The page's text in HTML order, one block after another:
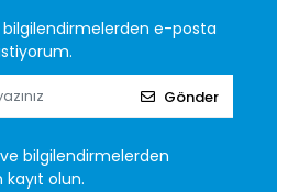
e-posta
Gönder
bilgilendirmelerden
olun.